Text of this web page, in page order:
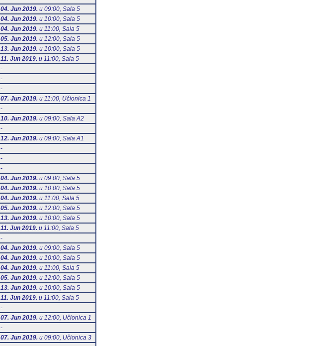
04. Jun 2019.u 09:00, Sala 5
04. Jun 2019.u 10:00, Sala 5
04. Jun 2019.u 11:00, Sala 5
05. Jun 2019.u 12:00, Sala 5
13. Jun 2019.u 10:00, Sala 5
11. Jun 2019.u 11:00, Sala 5
-
-
-
07. Jun 2019.u 11:00, Učionica 1
-
10. Jun 2019.u 09:00, Sala А2
-
12. Jun 2019.u 09:00, Sala А1
-
-
-
04. Jun 2019.u 09:00, Sala 5
04. Jun 2019.u 10:00, Sala 5
04. Jun 2019.u 11:00, Sala 5
05. Jun 2019.u 12:00, Sala 5
13. Jun 2019.u 10:00, Sala 5
11. Jun 2019.u 11:00, Sala 5
-
04. Jun 2019.u 09:00, Sala 5
04. Jun 2019.u 10:00, Sala 5
04. Jun 2019.u 11:00, Sala 5
05. Jun 2019.u 12:00, Sala 5
13. Jun 2019.u 10:00, Sala 5
11. Jun 2019.u 11:00, Sala 5
-
07. Jun 2019.u 12:00, Učionica 1
-
07. Jun 2019.u 09:00, Učionica 3